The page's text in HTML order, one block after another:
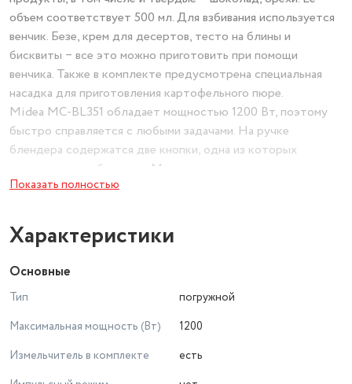
объем соответствует 500 мл. Для взбивания используется
венчик. Безе, крем для десертов, тесто на блины и
бисквиты ‒ все это можно приготовить при помощи
венчика. Также в комплекте предусмотрена специальная
насадка для приготовления картофельного пюре.
Midea MC-BL351 обладает мощностью 1200 Вт, поэтому
быстро справляется с любыми задачами. На ручке
блендера содержатся две кнопки, одна из которых
активирует турборежим. Модель укомплектована мерным
стаканом для удобства взбивания и измельчения продуктов.
продуктов в жидком и пюреобразном состоянии.
Показать полностью
Характеристики
Основные
Тип
погружной
Максимальная мощность (Вт)
1200
Измельчитель в комплекте
есть